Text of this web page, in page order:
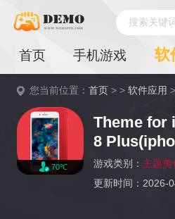
搜索关键
首页 手机游戏 软
您当前位置：首页 > >软件应用
70℃
Theme for
8
题商店软件
版)
游戏类别： 主题美
更新时间：2026-